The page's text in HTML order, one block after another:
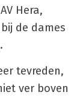
Hera,
de dames
tevreden,
ver boven